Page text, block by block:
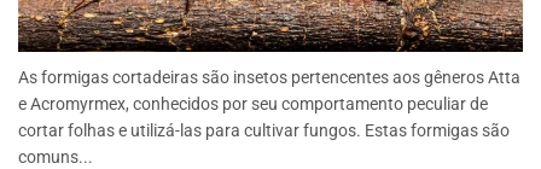
As formigas cortadeiras são insetos pertencentes aos gêneros Atta
e Acromyrmex, conhecidos por seu comportamento peculiar de
cortar folhas e utilizá-las para cultivar fungos. Estas formigas são
comuns...